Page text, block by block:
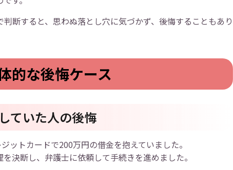
断すると、思わぬ落とし穴に気づかず、後悔することもあり
的な後悔ケース
ていた人の後悔
ットカードで200万円の借金を抱えていました。
決断し、弁護士に依頼して手続きを進めました。